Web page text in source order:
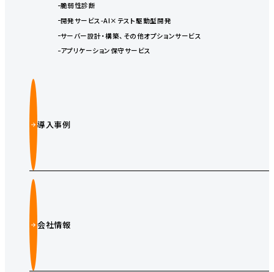
脆弱性診断
開発サービス-AI×テスト駆動型開発
サーバー設計・構築、その他オプションサービス
アプリケーション保守サービス
導入事例
会社情報